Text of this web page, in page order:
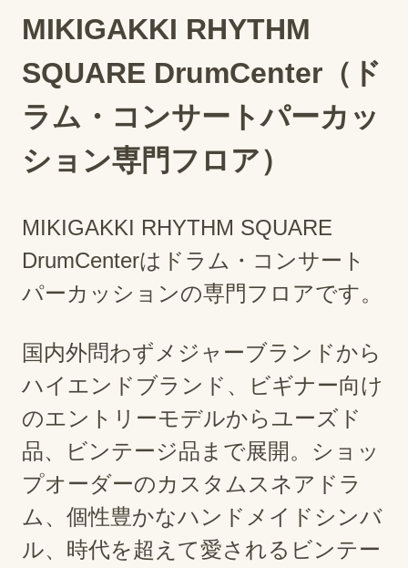
MIKIGAKKI RHYTHM
SQUARE DrumCenter（ド
ラム・コンサートパーカッ
ション専門フロア）
MIKIGAKKI RHYTHM SQUARE
DrumCenterはドラム・コンサート
パーカッションの専門フロアです。
国内外問わずメジャーブランドから
ハイエンドブランド、ビギナー向け
のエントリーモデルからユーズド
品、ビンテージ品まで展開。ショッ
プオーダーのカスタムスネアドラ
ム、個性豊かなハンドメイドシンバ
ル、時代を超えて愛されるビンテー